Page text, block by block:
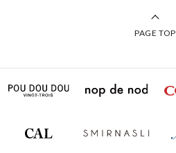
PAGE TOP